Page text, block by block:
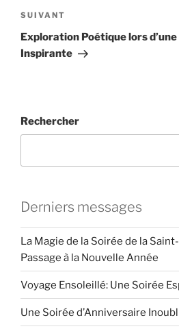
Article
suivant
SUIVANT
Exploration Poétique lors
Inspirante
Rechercher
Derniers messages
La Magie de la Soirée de la
Passage à la Nouvelle Année
Voyage Ensoleillé: Une Soirée
Une Soirée d’Anniversaire